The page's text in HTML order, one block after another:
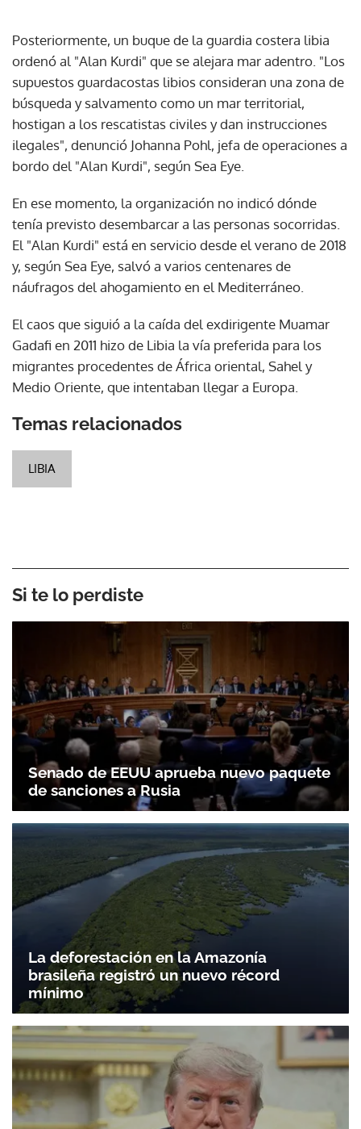
Posteriormente, un buque de la guardia costera libia
ordenó al "Alan Kurdi" que se alejara mar adentro. "Los
supuestos guardacostas libios consideran una zona de
búsqueda y salvamento como un mar territorial,
hostigan a los rescatistas civiles y dan instrucciones
ilegales", denunció Johanna Pohl, jefa de operaciones a
bordo del "Alan Kurdi", según Sea Eye.
En ese momento, la organización no indicó dónde
tenía previsto desembarcar a las personas socorridas.
El "Alan Kurdi" está en servicio desde el verano de 2018
y, según Sea Eye, salvó a varios centenares de
náufragos del ahogamiento en el Mediterráneo.
El caos que siguió a la caída del exdirigente Muamar
Gadafi en 2011 hizo de Libia la vía preferida para los
migrantes procedentes de África oriental, Sahel y
Medio Oriente, que intentaban llegar a Europa.
Temas relacionados
LIBIA
Si te lo perdiste
Senado de EEUU aprueba nuevo paquete
de sanciones a Rusia
La deforestación en la Amazonía
brasileña registró un nuevo récord
mínimo